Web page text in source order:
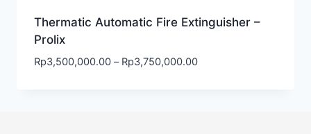
Thermatic Automatic Fire Extinguisher –
Prolix
Rp3,500,000.00 – Rp3,750,000.00